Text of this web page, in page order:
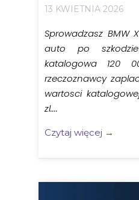
13 KWIETNIA 2026
Sprowadzasz
auto po
katalogowa 120
rzeczoznawcy
wartosci
zl....
Czytaj więcej →